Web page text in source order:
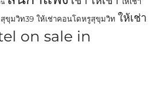
ขุมวิท39 ให้เช่าคอนโดหรูสุขุมวิท ให้เช่า
on sale in